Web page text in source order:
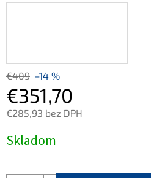
€409 –14 %
€351,70
€285,93 bez DPH
cena:
Skladom